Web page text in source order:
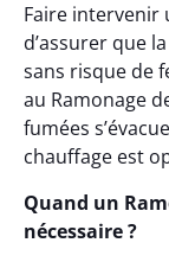
Faire intervenir
d’assurer que
sans risque de
au Ramonage
fumées
chauffage est
Quand un
nécessaire ?